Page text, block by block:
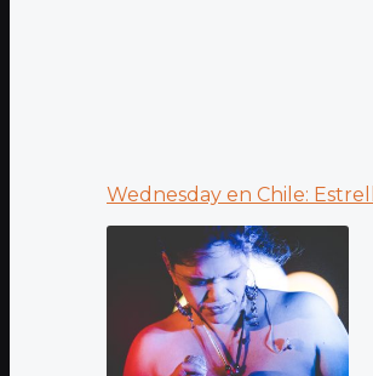
Wednesday en Chile: